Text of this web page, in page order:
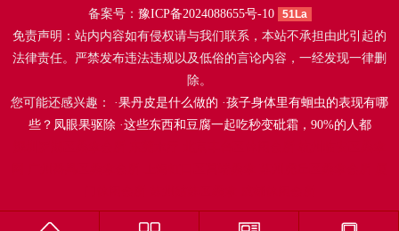
备案号： 豫ICP备2024088655号-10 51La
免责声明：站内内容如有侵权请与我们联系，本站不承担由此引起的
法律责任。严禁发布违法违规以及低俗的言论内容，一经发现一律删
除。
您可能还感兴趣： ·果丹皮是什么做的 ·孩子身体里有蛔虫的表现有哪
些？凤眼果驱除 ·这些东西和豆腐一起吃秒变砒霜，90%的人都